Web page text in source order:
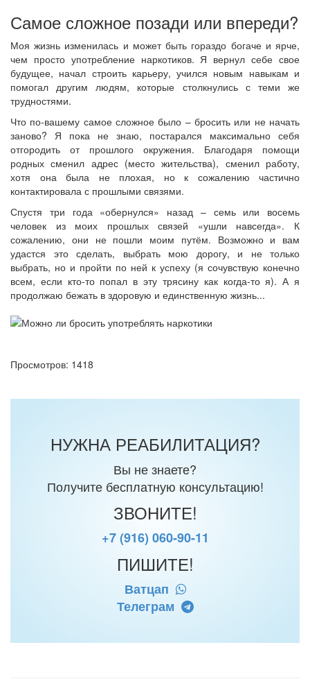
Самое сложное позади или впереди?
Моя жизнь изменилась и может быть гораздо богаче и ярче,
чем просто употребление наркотиков. Я вернул себе свое
будущее, начал строить карьеру, учился новым навыкам и
помогал другим людям, которые столкнулись с теми же
трудностями.
Что по-вашему самое сложное было – бросить или не начать
заново? Я пока не знаю, постарался максимально себя
отгородить от прошлого окружения. Благодаря помощи
родных сменил адрес (место жительства), сменил работу,
хотя она была не плохая, но к сожалению частично
контактировала с прошлыми связями.
Спустя три года «обернулся» назад – семь или восемь
человек из моих прошлых связей «ушли навсегда». К
сожалению, они не пошли моим путём. Возможно и вам
удастся это сделать, выбрать мою дорогу, и не только
выбрать, но и пройти по ней к успеху (я сочувствую конечно
всем, если кто-то попал в эту трясину как когда-то я). А я
продолжаю бежать в здоровую и единственную жизнь...
Просмотров: 1418
НУЖНА РЕАБИЛИТАЦИЯ?
Вы не знаете?
Получите бесплатную консультацию!
ЗВОНИТЕ!
+7 (916) 060-90-11
ПИШИТЕ!
Ватцап
Телеграм